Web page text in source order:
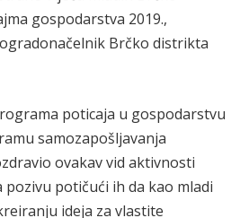
gospodarstva 2019.,
Brčko distrikta
poticaja u gospodarstvu
samozapošljavanja
ovakav vid aktivnosti
pozivu potičući ih da kao mladi
ideja za vlastite